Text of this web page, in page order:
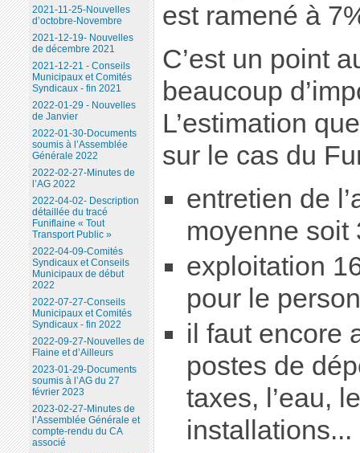
est ramené à
C’est un point
beaucoup
L’estimation
sur le cas du
entretien de
moyenne soit
exploitation
pour le
il faut encore
postes de
taxes, l’eau,
installations...
2021-11-25-Nouvelles
d’octobre-Novembre
2021-12-19- Nouvelles
de décembre 2021
2021-12-21 - Conseils
Municipaux et Comités
Syndicaux - fin 2021
2022-01-29 - Nouvelles
de Janvier
2022-01-30-Documents
soumis à l’Assemblée
Générale 2022
2022-02-27-Minutes de
l’AG 2022
2022-04-02- Description
détaillée du tracé
Funiflaine « Tout
Transport Public »
2022-04-09-Comités
Syndicaux et Conseils
Municipaux de début
2022
2022-07-27-Conseils
Municipaux et Comités
Syndicaux - fin 2022
2022-09-27-Nouvelles de
Flaine et d’Ailleurs
2023-01-29-Documents
soumis à l’AG du 27
février 2023
2023-02-27-Minutes de
l’Assemblée Générale et
compte-rendu du CA
associé